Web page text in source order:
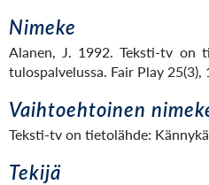
Nimeke
Alanen, J. 1992. Teksti-tv on
tulospalvelussa. Fair Play 25(3),
Vaihtoehtoinen
Teksti-tv on tietolähde:
Tekijä